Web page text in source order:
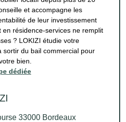
et accompagne les
de leur investissement
en résidence-services ne remplit
? LOKIZI étudie votre
sortir du bail commercial pour
bien.
dédiée
33000 Bordeaux